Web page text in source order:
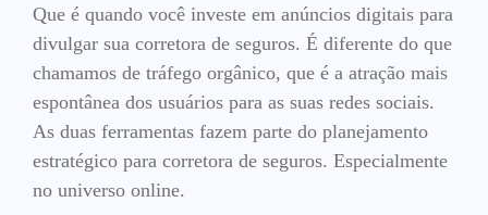
Que é quando você investe em anúncios digitais para
divulgar sua corretora de seguros. É diferente do que
chamamos de tráfego orgânico, que é a atração mais
espontânea dos usuários para as suas redes sociais.
As duas ferramentas fazem parte do planejamento
estratégico para corretora de seguros. Especialmente
no universo online.